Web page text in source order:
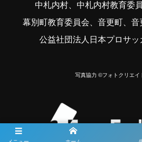
中札内村、中札内村教育委
幕別町教育委員会、音更町、音
公益社団法人日本プロサッ
写真協力 ©フォトクリエイ